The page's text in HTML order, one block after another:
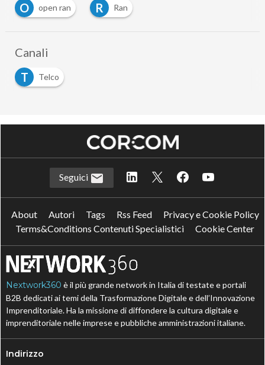
O
open ran R Ran
Canali
T
Telco
Seguici
About Autori Tags Rss Feed
Privacy e Cookie Policy
Terms&Conditions Contenuti Specialistici
Cookie Center
Nextwork360 è il più grande network in Italia di testate e portali
B2B dedicati ai temi della Trasformazione Digitale e dell’Innovazione
Imprenditoriale. Ha la missione di diffondere la cultura digitale e
imprenditoriale nelle imprese e pubbliche amministrazioni italiane.
Indirizzo